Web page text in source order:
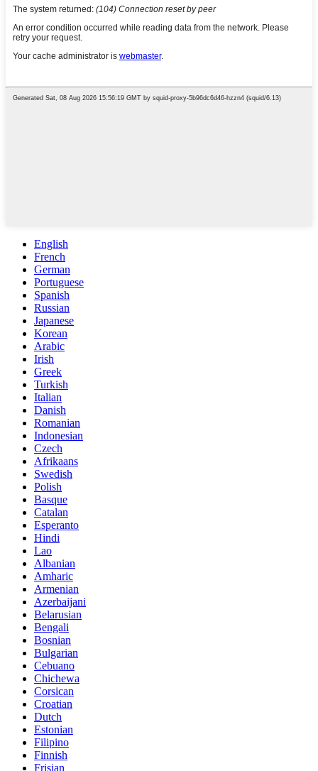
English
French
German
Portuguese
Spanish
Russian
Japanese
Korean
Arabic
Irish
Greek
Turkish
Italian
Danish
Romanian
Indonesian
Czech
Afrikaans
Swedish
Polish
Basque
Catalan
Esperanto
Hindi
Lao
Albanian
Amharic
Armenian
Azerbaijani
Belarusian
Bengali
Bosnian
Bulgarian
Cebuano
Chichewa
Corsican
Croatian
Dutch
Estonian
Filipino
Finnish
Frisian